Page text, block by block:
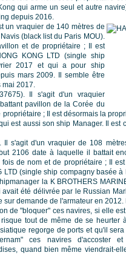
qui arme un seul et autre
depuis 2016.
un vraquier de 140 mètres de
(black list du Paris MOU).
et de propriétaire ; Il est
KONG LTD (single ship
2017 et qui a pour ship
mars 2009. Il semble être
2017.
Il s'agit d'un vraquier
pavillon de la Corée du
; Il est désormais la
est aussi son ship Manager. Il est
s'agit d'un vraquier de 108
2106 date à laquelle il battait
fois de nom et de propriétaire ; Il
LTD (single ship compagny basée
la K BROTHERS
avait été délivrée par le Russian
sur demande de l'armateur en
de "bloquer" ces navires, si elle
risque tout de même de se heurter
regorge de ports et qu'il
ces navires d'accoster
quand bien même viendrait-